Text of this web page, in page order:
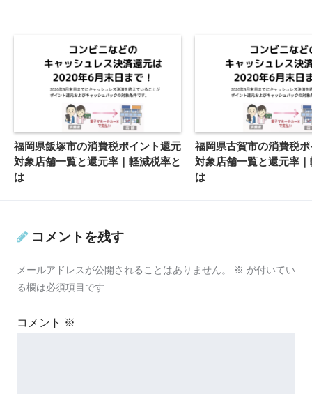
福岡県飯塚市の消費税ポイント還元
対象店舗一覧と還元率｜軽減税率と
は
福岡県古賀市の消費税
対象店舗一覧と還元率
は
コメントを残す
メールアドレスが公開されることはありません。 ※ が付いてい
る欄は必須項目です
コメント ※